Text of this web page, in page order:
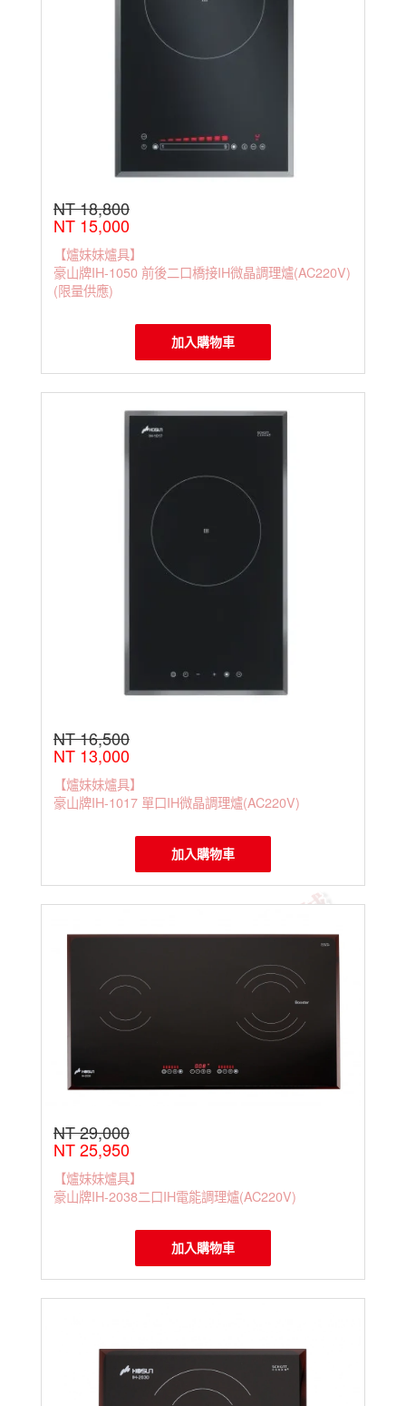
NT 18,800
NT 15,000
【爐妹妹爐具】
豪山牌IH-1050 前後二口橋接IH微晶調理爐(AC220V)
(限量供應)
加入購物車
NT 16,500
NT 13,000
【爐妹妹爐具】
豪山牌IH-1017 單口IH微晶調理爐(AC220V)
加入購物車
NT 29,000
NT 25,950
【爐妹妹爐具】
豪山牌IH-2038二口IH電能調理爐(AC220V)
加入購物車